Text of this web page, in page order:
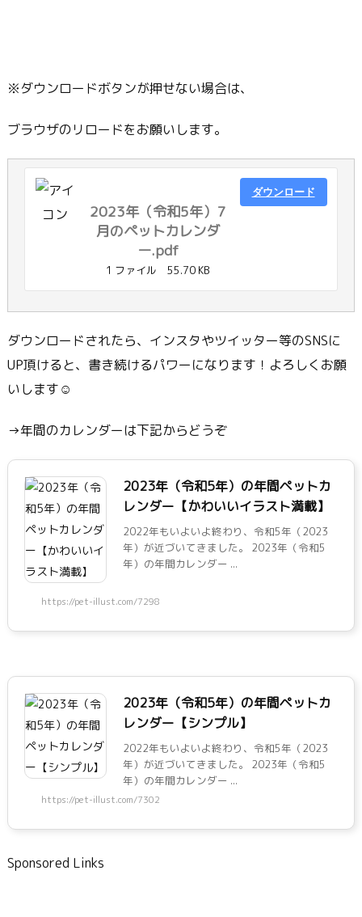
※ダウンロードボタンが押せない場合は、
ブラウザのリロードをお願いします。
2023年（令和5年）7
月のペットカレンダ
ー.pdf
1 ファイル 55.70 KB
ダウンロード
ダウンロードされたら、インスタやツイッター等のSNSに
UP頂けると、書き続けるパワーになります！よろしくお願
いします☺
→年間のカレンダーは下記からどうぞ
2023年（令和5年）の年間ペットカ
レンダー【かわいいイラスト満載】
2022年もいよいよ終わり、令和5年（2023
年）が近づいてきました。 2023年（令和5
年）の年間カレンダー ...
https://pet-illust.com/7298
2023年（令和5年）の年間ペットカ
レンダー【シンプル】
2022年もいよいよ終わり、令和5年（2023
年）が近づいてきました。 2023年（令和5
年）の年間カレンダー ...
https://pet-illust.com/7302
Sponsored Links